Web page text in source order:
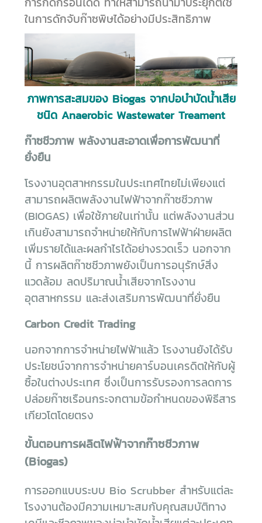
ในการดักจับก๊าซพิษได้อย่างมีประสิทธิภาพ
ภาพการสะสมของ Biogas จากบ่อบำบัดน้ำเสีย
ชนิด Anaerobic Wastewater Treament
ก๊าซชีวภาพ พลังงานสะอาดเพื่อการพัฒนาที่
ยั่งยืน
โรงงานอุตสาหกรรมในประเทศไทยไม่เพียงแต่
สามารถผลิตพลังงานไฟฟ้าจากก๊าซชีวภาพ
(BIOGAS) เพื่อใช้ภายในเท่านั้น แต่พลังงานส่วน
เกินยังสามารถจำหน่ายให้กับการไฟฟ้าฝ่ายผลิต
เพิ่มรายได้และผลกำไรได้อย่างรวดเร็ว นอกจาก
นี้ การผลิตก๊าซชีวภาพยังเป็นการอนุรักษ์สิ่ง
แวดล้อม ลดปริมาณน้ำเสียจากโรงงาน
อุตสาหกรรม และส่งเสริมการพัฒนาที่ยั่งยืน
Carbon Credit Trading
นอกจากการจำหน่ายไฟฟ้าแล้ว โรงงานยังได้รับ
ประโยชน์จากการจำหน่ายคาร์บอนเครดิตให้กับผู้
ซื้อในต่างประเทศ ซึ่งเป็นการรับรองการลดการ
ปล่อยก๊าซเรือนกระจกตามข้อกำหนดของพิธีสาร
เกียวโตโดยตรง
ขั้นตอนการผลิตไฟฟ้าจากก๊าซชีวภาพ
(Biogas)
การออกแบบระบบ Bio Scrubber สำหรับแต่ละ
โรงงานต้องมีความเหมาะสมกับคุณสมบัติทาง